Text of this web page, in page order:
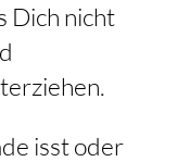
Dich nicht
isst oder